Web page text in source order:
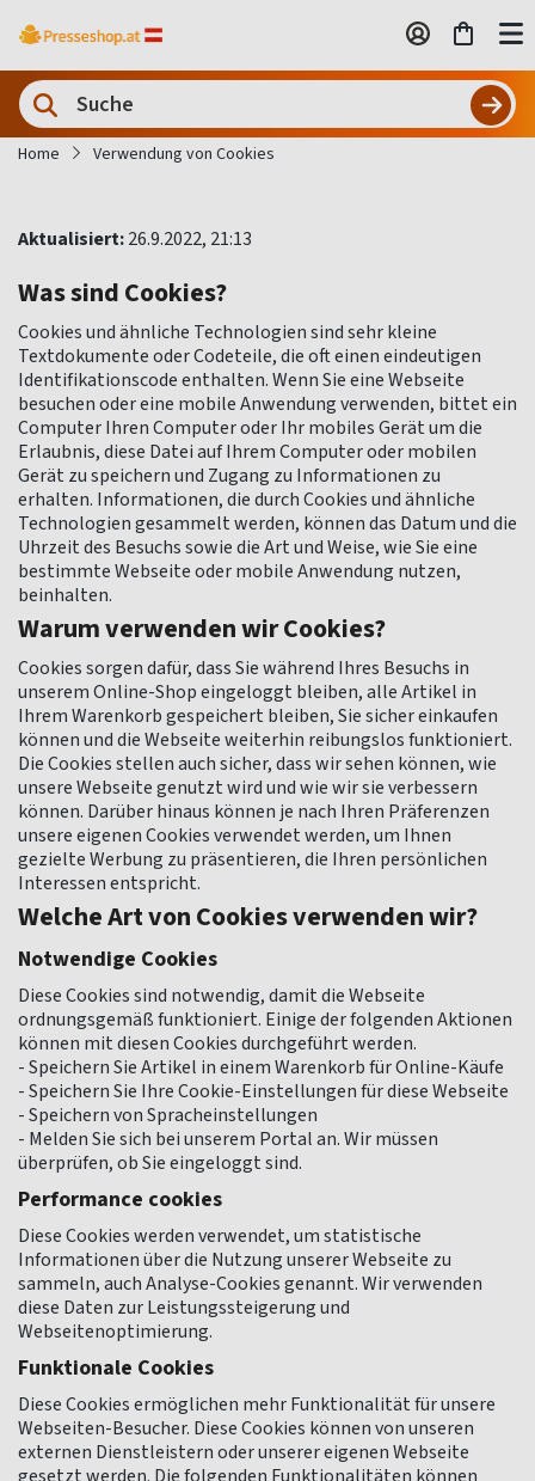
Home Verwendung von Cookies
Aktualisiert:26.9.2022, 21:13
Was sind Cookies?
Cookies und ähnliche Technologien sind sehr kleine
Textdokumente oder Codeteile, die oft einen eindeutigen
Identifikationscode enthalten. Wenn Sie eine Webseite
besuchen oder eine mobile Anwendung verwenden, bittet ein
Computer Ihren Computer oder Ihr mobiles Gerät um die
Erlaubnis, diese Datei auf Ihrem Computer oder mobilen
Gerät zu speichern und Zugang zu Informationen zu
erhalten. Informationen, die durch Cookies und ähnliche
Technologien gesammelt werden, können das Datum und die
Uhrzeit des Besuchs sowie die Art und Weise, wie Sie eine
bestimmte Webseite oder mobile Anwendung nutzen,
beinhalten.
Warum verwenden wir Cookies?
Cookies sorgen dafür, dass Sie während Ihres Besuchs in
unserem Online-Shop eingeloggt bleiben, alle Artikel in
Ihrem Warenkorb gespeichert bleiben, Sie sicher einkaufen
können und die Webseite weiterhin reibungslos funktioniert.
Die Cookies stellen auch sicher, dass wir sehen können, wie
unsere Webseite genutzt wird und wie wir sie verbessern
können. Darüber hinaus können je nach Ihren Präferenzen
unsere eigenen Cookies verwendet werden, um Ihnen
gezielte Werbung zu präsentieren, die Ihren persönlichen
Interessen entspricht.
Welche Art von Cookies verwenden wir?
Notwendige Cookies
Diese Cookies sind notwendig, damit die Webseite
ordnungsgemäß funktioniert. Einige der folgenden Aktionen
können mit diesen Cookies durchgeführt werden.
- Speichern Sie Artikel in einem Warenkorb für Online-Käufe
- Speichern Sie Ihre Cookie-Einstellungen für diese Webseite
- Speichern von Spracheinstellungen
- Melden Sie sich bei unserem Portal an. Wir müssen
überprüfen, ob Sie eingeloggt sind.
Performance cookies
Diese Cookies werden verwendet, um statistische
Informationen über die Nutzung unserer Webseite zu
sammeln, auch Analyse-Cookies genannt. Wir verwenden
diese Daten zur Leistungssteigerung und
Webseitenoptimierung.
Funktionale Cookies
Diese Cookies ermöglichen mehr Funktionalität für unsere
Webseiten-Besucher. Diese Cookies können von unseren
externen Dienstleistern oder unserer eigenen Webseite